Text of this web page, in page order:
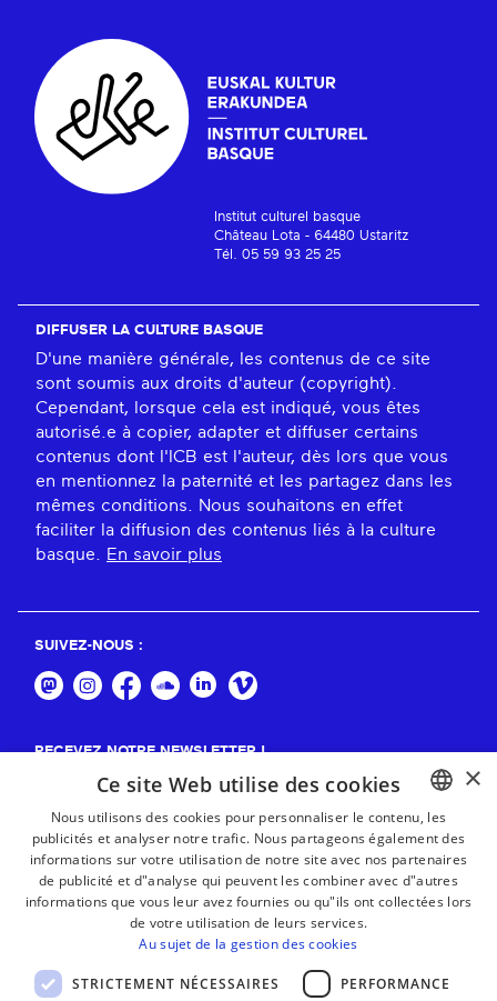
Institut culturel basque
Château Lota - 64480 Ustaritz
Tél. 05 59 93 25 25
DIFFUSER LA CULTURE BASQUE
D'une manière générale, les contenus de ce site
sont soumis aux droits d'auteur (copyright).
Cependant, lorsque cela est indiqué, vous êtes
autorisé.e à copier, adapter et diffuser certains
contenus dont l'ICB est l'auteur, dès lors que vous
en mentionnez la paternité et les partagez dans les
mêmes conditions. Nous souhaitons en effet
faciliter la diffusion des contenus liés à la culture
basque.
En savoir plus
SUIVEZ-NOUS :
RECEVEZ NOTRE NEWSLETTER !
BASQUE
FRENCH
×
Ce site Web utilise des cookies
Nous utilisons des cookies pour personnaliser le contenu, les
publicités et analyser notre trafic. Nous partageons également des
informations sur votre utilisation de notre site avec nos partenaires
de publicité et d"analyse qui peuvent les combiner avec d"autres
informations que vous leur avez fournies ou qu"ils ont collectées lors
de votre utilisation de leurs services.
Au sujet de la gestion des cookies
STRICTEMENT NÉCESSAIRES PERFORMANCE